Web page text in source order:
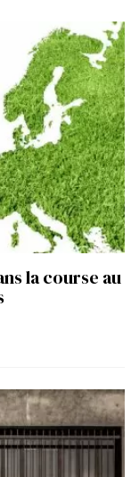
la course au